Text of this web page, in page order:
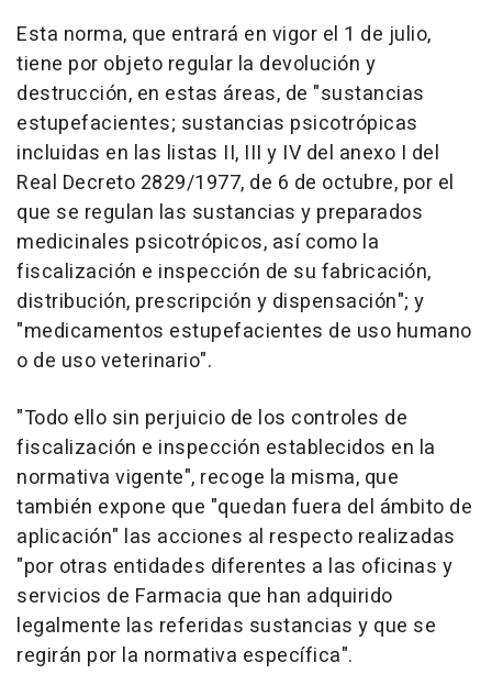
Esta norma, que entrará en vigor el 1 de julio,
tiene por objeto regular la devolución y
destrucción, en estas áreas, de "sustancias
estupefacientes; sustancias psicotrópicas
incluidas en las listas II, III y IV del anexo I del
Real Decreto 2829/1977, de 6 de octubre, por el
que se regulan las sustancias y preparados
medicinales psicotrópicos, así como la
fiscalización e inspección de su fabricación,
distribución, prescripción y dispensación"; y
"medicamentos estupefacientes de uso humano
o de uso veterinario".
"Todo ello sin perjuicio de los controles de
fiscalización e inspección establecidos en la
normativa vigente", recoge la misma, que
también expone que "quedan fuera del ámbito de
aplicación" las acciones al respecto realizadas
"por otras entidades diferentes a las oficinas y
servicios de Farmacia que han adquirido
legalmente las referidas sustancias y que se
regirán por la normativa específica".